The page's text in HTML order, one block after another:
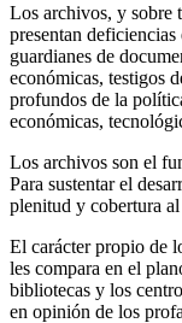
Los archivos, y sobre
presen­tan
guardianes de
económicas, testigos
profundos de la
económicas,
Los archivos son el
Para susten­tar el
plenitud y cober­tura
El carácter propio de
les com­para en el
bibliotecas y los
en opinión de los